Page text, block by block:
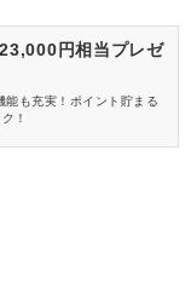
円相当プレゼ
能も充実！ポイント貯まる
！